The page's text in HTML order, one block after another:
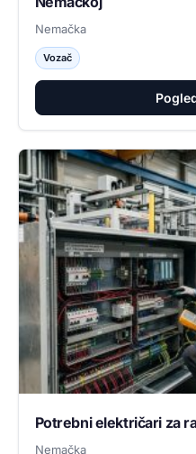
Nemačka
Vozač
Potrebni električari za
Nemačka